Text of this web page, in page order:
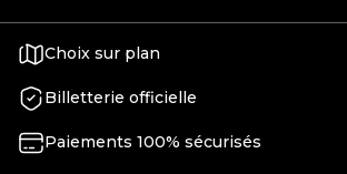
Choix sur plan
Billetterie officielle
Paiements 100% sécurisés